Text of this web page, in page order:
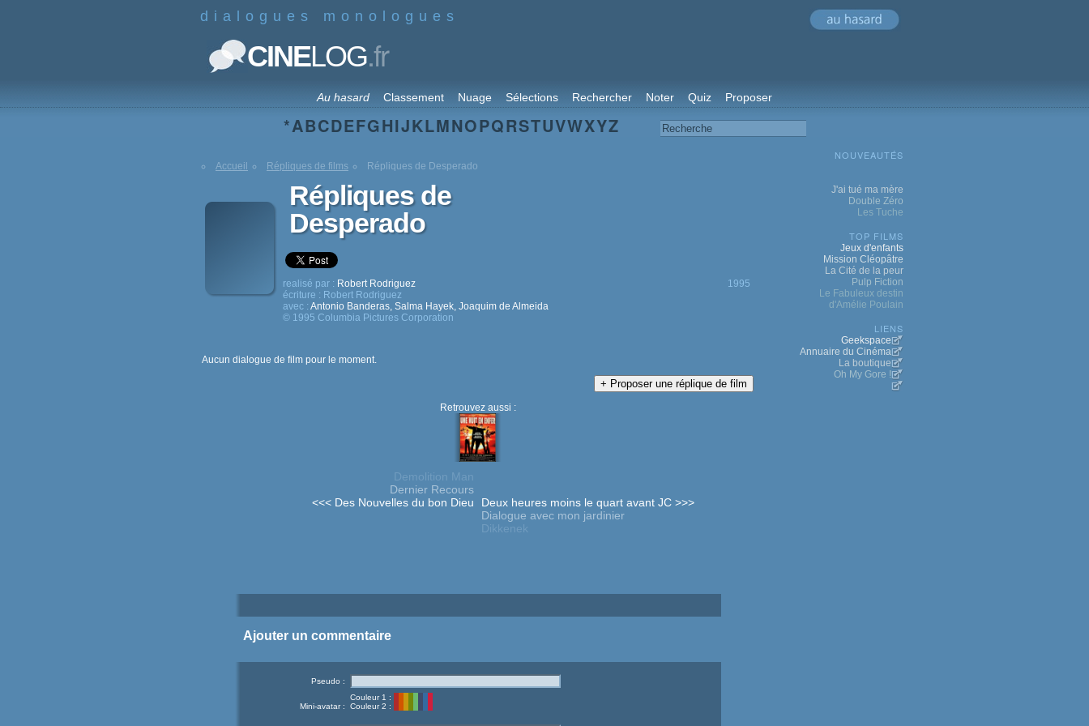
dialogues monologues
CINELOG.fr
Au hasard Classement Nuage Sélections Rechercher Noter Quiz Proposer
*ABCDEFGHIJKLMNOPQRSTUVWXYZ
Accueil Répliques de films Répliques de Desperado
Répliques de
Desperado
realisé par : Robert Rodriguez
écriture : Robert Rodriguez
avec : Antonio Banderas, Salma Hayek, Joaquim de Almeida
© 1995 Columbia Pictures Corporation
1995
Aucun dialogue de film pour le moment.
Retrouvez aussi :
Demolition Man
Dernier Recours
<<< Des Nouvelles du bon Dieu
Deux heures moins le quart avant JC >>>
Dialogue avec mon jardinier
Dikkenek
Ajouter un commentaire
Pseudo :
Mini-avatar :
Couleur 1 :
Couleur 2 :
NOUVEAUTÉS
J'ai tué ma mère
Double Zéro
Les Tuche
TOP FILMS
Jeux d'enfants
Mission Cléopâtre
La Cité de la peur
Pulp Fiction
Le Fabuleux destin
d'Amélie Poulain
LIENS
Geekspace
Annuaire du Cinéma
La boutique
Oh My Gore !